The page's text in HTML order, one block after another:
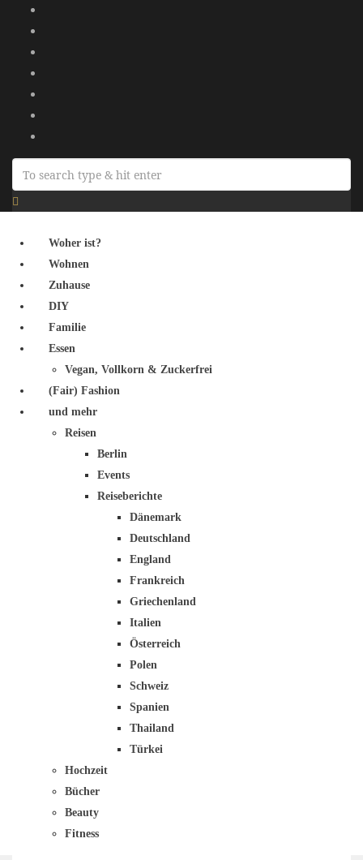
Woher ist?
Wohnen
Zuhause
DIY
Familie
Essen
Vegan, Vollkorn & Zuckerfrei
(Fair) Fashion
und mehr
Reisen
Berlin
Events
Reiseberichte
Dänemark
Deutschland
England
Frankreich
Griechenland
Italien
Österreich
Polen
Schweiz
Spanien
Thailand
Türkei
Hochzeit
Bücher
Beauty
Fitness